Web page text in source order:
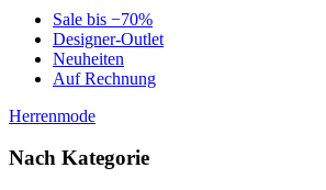
Sale bis −70%
Designer-Outlet
Neuheiten
Auf Rechnung
Herrenmode
Nach Kategorie